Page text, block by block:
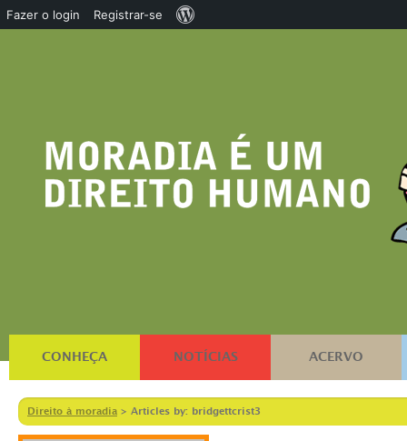
CONHEÇA NOTÍCIAS ACERVO
Direito à moradia > Articles by: bridgettcrist3
Fazer o login Registrar-se